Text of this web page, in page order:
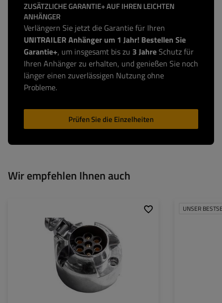
ZUSÄTZLICHE GARANTIE+ AUF IHREN LEICHTEN
ANHÄNGER
Verlängern Sie jetzt die Garantie für Ihren
UNITRAILER Anhänger um 1 Jahr! Bestellen Sie
Garantie+, um insgesamt bis zu 3 Jahre Schutz für
Ihren Anhänger zu erhalten, und genießen Sie noch
länger einen zuverlässigen Nutzung ohne
Probleme.
Prüfen Sie die Einzelheiten
Wir empfehlen Ihnen auch
UNSER